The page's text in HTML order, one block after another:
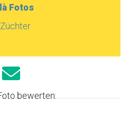
Fotos
Züchter
bewerten: